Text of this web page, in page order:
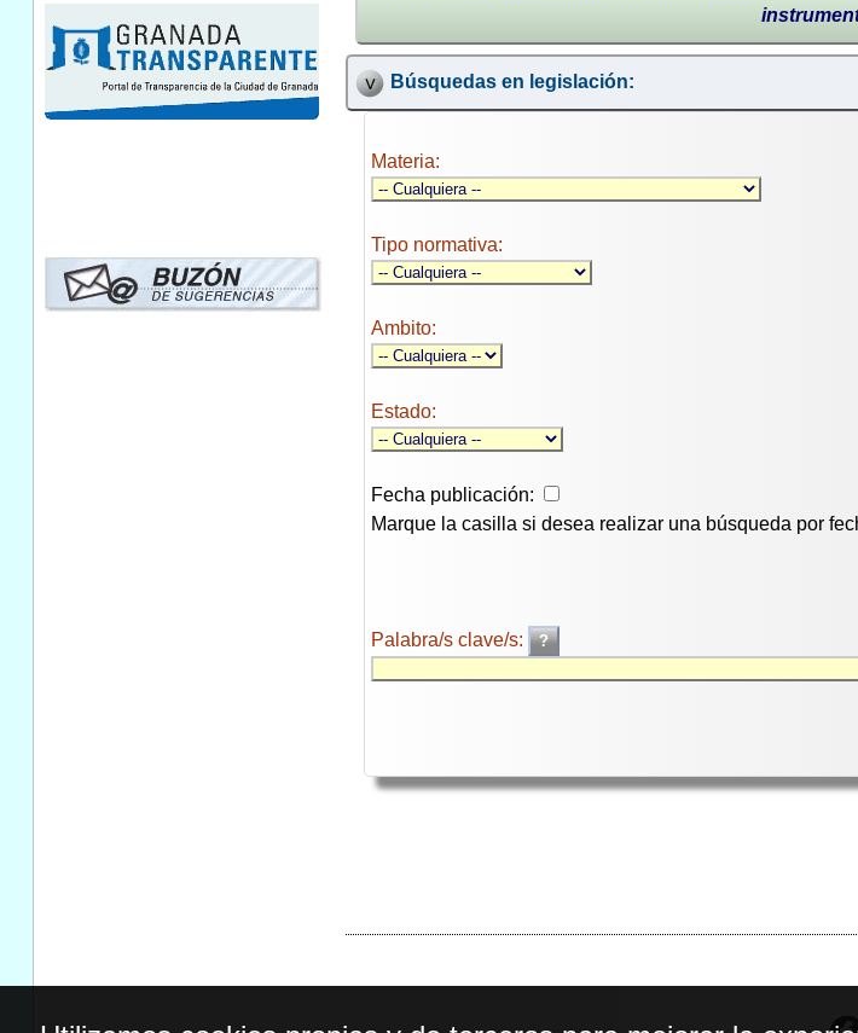
Búsquedas en legislación:
Materia:
Tipo normativa:
Ambito:
Estado:
Fecha publicación:
Marque la casilla si desea realizar una búsqueda por
Palabra/s clave/s: